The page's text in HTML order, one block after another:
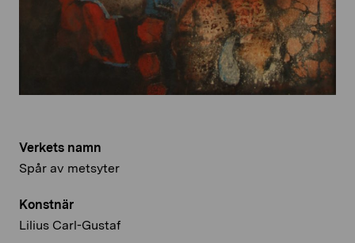
Verkets namn
Spår av metsyter
Konstnär
Lilius Carl-Gustaf